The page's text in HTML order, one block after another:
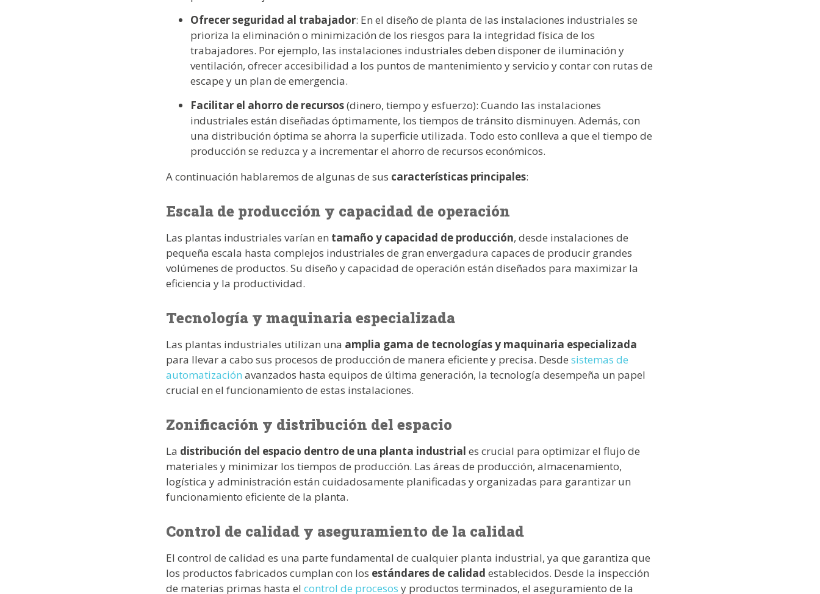
Ofrecer seguridad al trabajador: En el diseño de planta de las instalaciones industriales se
prioriza la eliminación o minimización de los riesgos para la integridad física de los
trabajadores. Por ejemplo, las instalaciones industriales deben disponer de iluminación y
ventilación, ofrecer accesibilidad a los puntos de mantenimiento y servicio y contar con rutas de
escape y un plan de emergencia.
Facilitar el ahorro de recursos(dinero, tiempo y esfuerzo): Cuando las instalaciones
industriales están diseñadas óptimamente, los tiempos de tránsito disminuyen. Además, con
una distribución óptima se ahorra la superficie utilizada. Todo esto conlleva a que el tiempo de
producción se reduzca y a incrementar el ahorro de recursos económicos.
A continuación hablaremos de algunas de sus características principales:
Escala de producción y capacidad de operación
Las plantas industriales varían en tamaño y capacidad de producción, desde instalaciones de
pequeña escala hasta complejos industriales de gran envergadura capaces de producir grandes
volúmenes de productos. Su diseño y capacidad de operación están diseñados para maximizar la
eficiencia y la productividad.
Tecnología y maquinaria especializada
Las plantas industriales utilizan una amplia gama de tecnologías y maquinaria especializada
para llevar a cabo sus procesos de producción de manera eficiente y precisa. Desde sistemas de
automatización avanzados hasta equipos de última generación, la tecnología desempeña un papel
crucial en el funcionamiento de estas instalaciones.
Zonificación y distribución del espacio
La distribución del espacio dentro de una planta industrial es crucial para optimizar el flujo de
materiales y minimizar los tiempos de producción. Las áreas de producción, almacenamiento,
logística y administración están cuidadosamente planificadas y organizadas para garantizar un
funcionamiento eficiente de la planta.
Control de calidad y aseguramiento de la calidad
El control de calidad es una parte fundamental de cualquier planta industrial, ya que garantiza que
los productos fabricados cumplan con los estándares de calidad establecidos. Desde la inspección
de materias primas hasta el control de procesos y productos terminados, el aseguramiento de la